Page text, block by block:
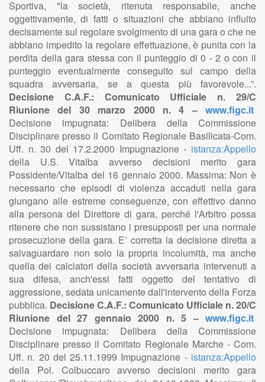
Sportiva, "la società, ritenuta responsabile, anche
oggettivamente, di fatti o situazioni che abbiano influito
decisamente sul regolare svolgimento di una gara o che ne
abbiano impedito la regolare effettuazione, è punita con la
perdita della gara stessa con il punteggio di 0 - 2 o con il
punteggio eventualmente conseguito sul campo della
squadra avversaria, se a questa più favorevole...”.
Decisione C.A.F.: Comunicato Ufficiale n. 29/C
Riunione del 30 marzo 2000 n. 4 – www.figc.it
Decisione impugnata: Delibera della Commissione
Disciplinare presso il Comitato Regionale Basilicata-Com.
Uff. n. 30 del 17.2.2000 Impugnazione - istanza:Appello
della U.S. Vitalba avverso decisioni merito gara
Possidente/Vitalba del 16 gennaio 2000. Massima: Non è
necessario che episodi di violenza accaduti nella gara
giungano alle estreme conseguenze, con effettivo danno
alla persona del Direttore di gara, perché l'Arbitro possa
ritenere che non sussistano i presupposti per una normale
prosecuzione della gara. E’ corretta la decisione diretta a
salvaguardare non solo la propria incolumità, ma anche
quella dei calciatori della società avversaria intervenuti a
sua difesa, anch'essi fatti oggetto del tentativo di
aggressione, sedata unicamente dall'intervento della Forza
pubblica. Decisione C.A.F.: Comunicato Ufficiale n. 20/C
Riunione del 27 gennaio 2000 n. 5 – www.figc.it
Decisione impugnata: Delibera della Commissione
Disciplinare presso il Comitato Regionale Marche - Com.
Uff. n. 20 del 25.11.1999 Impugnazione - istanza:Appello
della Pol. Colbuccaro avverso decisioni merito gara